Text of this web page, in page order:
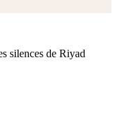
silences de Riyad